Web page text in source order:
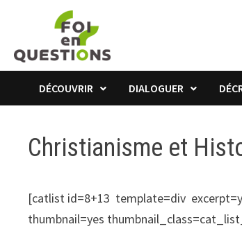
contenu
DÉCOUVRIR DIALOGUER
Christianisme et
[catlist id=8+13 template=div
thumbnail=yes